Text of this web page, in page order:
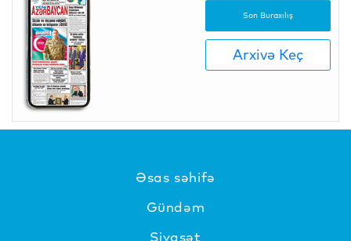
Son Buraxılış
Arxivə Keç
Əsas səhifə
Gündəm
Siyasət